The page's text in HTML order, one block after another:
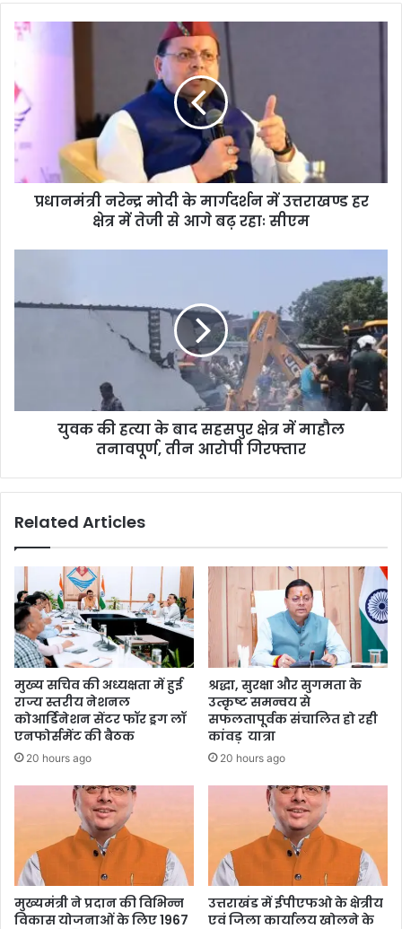
प्रधानमंत्री नरेन्द्र मोदी के मार्गदर्शन में उत्तराखण्ड हर
क्षेत्र में तेजी से आगे बढ़ रहाः सीएम
युवक की हत्या के बाद सहसपुर क्षेत्र में माहौल
तनावपूर्ण, तीन आरोपी गिरफ्तार
Related Articles
मुख्य सचिव की अध्यक्षता में हुई
राज्य स्तरीय नेशनल
कोआर्डिनेशन सेंटर फॉर ड्रग लॉ
एनफोर्समेंट की बैठक
20 hours ago
श्रद्धा, सुरक्षा और सुगमता के
उत्कृष्ट समन्वय से
सफलतापूर्वक संचालित हो रही
कांवड़ यात्रा
20 hours ago
मुख्यमंत्री ने प्रदान की विभिन्न
विकास योजनाओं के लिए 1967
उत्तराखंड में ईपीएफओ के क्षेत्रीय
एवं जिला कार्यालय खोलने के